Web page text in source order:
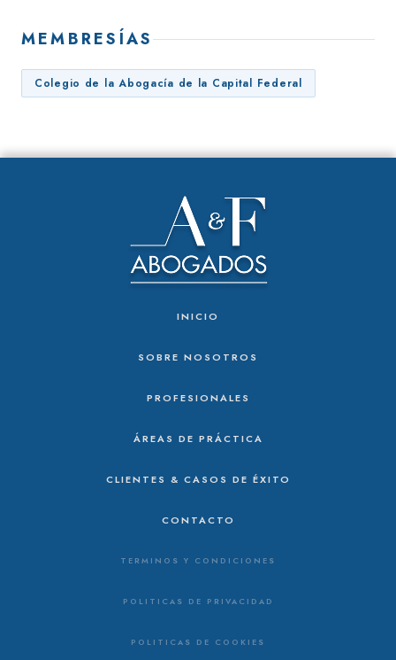
MEMBRESÍAS
Colegio de la Abogacía de la Capital Federal
INICIO
SOBRE NOSOTROS
PROFESIONALES
ÁREAS DE PRÁCTICA
CLIENTES & CASOS DE ÉXITO
CONTACTO
TERMINOS Y CONDICIONES
POLITICAS DE PRIVACIDAD
POLITICAS DE COOKIES